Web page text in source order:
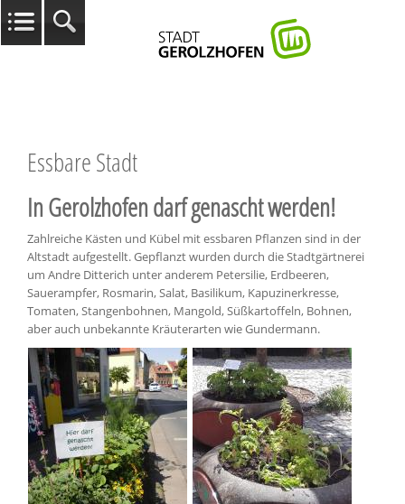
Essbare Stadt
In Gerolzhofen darf genascht werden!
Zahlreiche Kästen und Kübel mit essbaren Pflanzen sind in der
Altstadt aufgestellt. Gepflanzt wurden durch die Stadtgärtnerei
um Andre Ditterich unter anderem Petersilie, Erdbeeren,
Sauerampfer, Rosmarin, Salat, Basilikum, Kapuzinerkresse,
Tomaten, Stangenbohnen, Mangold, Süßkartoffeln, Bohnen,
aber auch unbekannte Kräuterarten wie Gundermann.